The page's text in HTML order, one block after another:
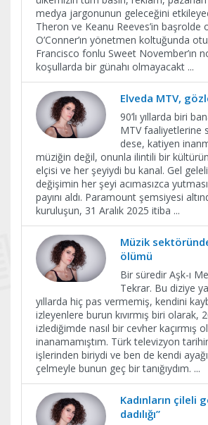
medya jargonunun geleceğini
Theron ve Keanu Reeves’in başrolde
O’Conner’ın yönetmen koltuğunda
Francisco fonlu Sweet November’ın
koşullarda bir günahı olmayacakt ...
Elveda MTV,
90’lı yıllarda biri
MTV faaliyetlerine
dese, katiyen
müziğin değil, onunla ilintili bir kültürün
elçisi ve her şeyiydi bu kanal. Gel
değişimin her şeyi acımasızca
payını aldı. Paramount şemsiyesi
kuruluşun, 31 Aralık 2025 itiba ...
Müzik
ölümü
Bir süredir Aşk-ı
Tekrar. Bu diziye
yıllarda hiç pas vermemiş, kendini
izleyenlere burun kıvırmış biri olarak,
izlediğimde nasıl bir cevher kaçırmış
inanamamıştım. Türk televizyon
işlerinden biriydi ve ben de kendi
çelmeyle bunun geç bir tanığıydım. ...
Kadınların çileli
dadılığı”